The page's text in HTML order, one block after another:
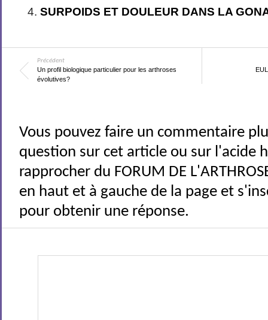
SURPOIDS ET DOULEUR DANS LA
Précédent
Un profil biologique particulier pour les arthroses
évolutives?
Vous pouvez faire un commentaire
question sur cet article ou sur l'acide
rapprocher du FORUM DE
en haut et à gauche de la page et
pour obtenir une réponse.